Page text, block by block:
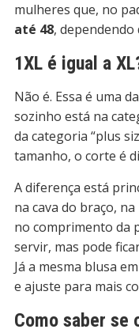
mulheres que, no
até 48, dependendo
1XL é igual a
Não é. Essa é uma
sozinho está na
da categoria “plus
tamanho, o corte é
A diferença está
na cava do braço,
no comprimento da
servir, mas pode
Já a mesma blusa
e ajuste para mais
Como saber se